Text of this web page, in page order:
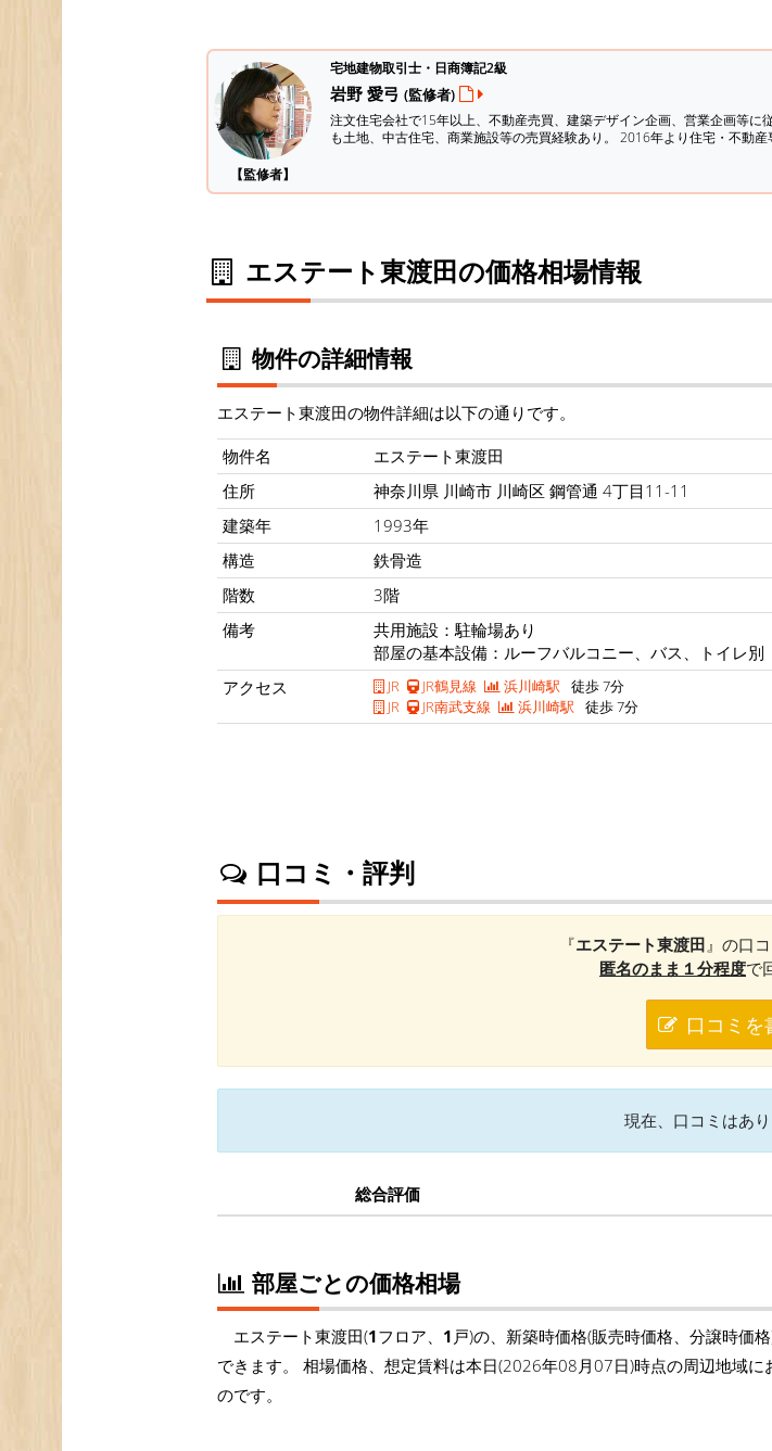
【監修者】
宅地建物取引士・日商簿記2級
岩野 愛弓 (監修者)
注文住宅会社で15年以上、不動産売買、建築デザイン企画、営業企画等に
も土地、中古住宅、商業施設等の売買経験あり。 2016年より住宅・不動
エステート東渡田の価格相場情報
物件の詳細情報
エステート東渡田の物件詳細は以下の通りです。
物件名
エステート東渡田
住所
神奈川県 川崎市 川崎区 鋼管通 4丁目11-11
建築年
1993年
構造
鉄骨造
階数
3階
備考
共用施設：駐輪場あり
部屋の基本設備：ルーフバルコニー、バス、トイレ別
アクセス
JR JR鶴見線 浜川崎駅 徒歩 7分
JR
JR南武支線 浜川崎駅 徒歩 7分
口コミ・評判
『エステート東渡田 』の口
匿名のまま１分程度で
口コミを
現在、口コミはあり
総合評価
部屋ごとの価格相場
エステート東渡田(1フロア、 1 戸)の、新築時価格(販売時価格、分譲時価
できます。 相場価格、想定賃料は本日(2026年08月07日)時点の周辺地域
のです。